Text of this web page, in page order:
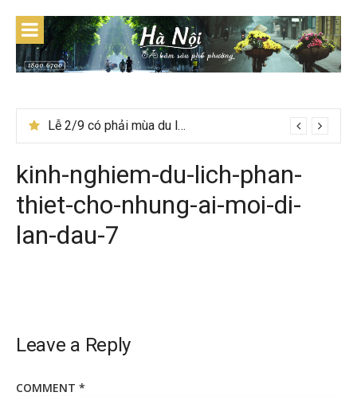
content
Du lịch Tây Bắc tháng 11 – Mùa hoa cải nhuộm vàng rực rỡ
Lễ 2/9 có phải mùa du lịch Hà Giang đẹp không?
kinh-nghiem-du-lich-phan-
thiet-cho-nhung-ai-moi-di-
lan-dau-7
Leave a Reply
COMMENT *